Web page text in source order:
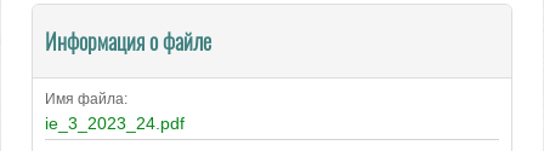
Информация о файле
Имя файла:
ie_3_2023_24.pdf